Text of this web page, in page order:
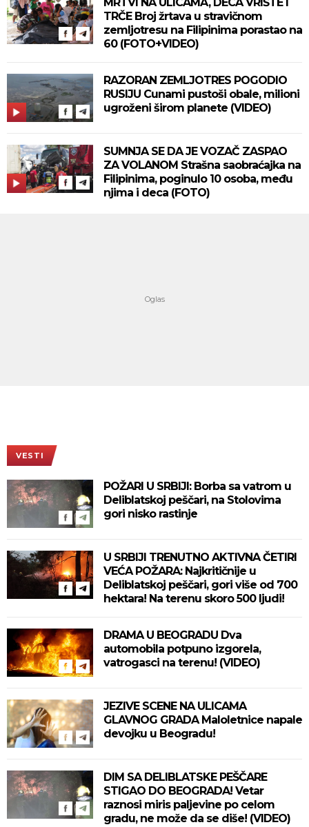
TRČE Broj žrtava u stravičnom
zemljotresu na Filipinima porastao na
60 (FOTO+VIDEO)
RAZORAN ZEMLJOTRES POGODIO
RUSIJU Cunami pustoši obale, milioni
ugroženi širom planete (VIDEO)
SUMNJA SE DA JE VOZAČ ZASPAO
ZA VOLANOM Strašna saobraćajka na
Filipinima, poginulo 10 osoba, među
njima i deca (FOTO)
VESTI
POŽARI U SRBIJI: Borba sa vatrom u
Deliblatskoj peščari, na Stolovima
gori nisko rastinje
U SRBIJI TRENUTNO AKTIVNA ČETIRI
VEĆA POŽARA: Najkritičnije u
Deliblatskoj peščari, gori više od 700
hektara! Na terenu skoro 500 ljudi!
DRAMA U BEOGRADU Dva
automobila potpuno izgorela,
vatrogasci na terenu! (VIDEO)
JEZIVE SCENE NA ULICAMA
GLAVNOG GRADA Maloletnice napale
devojku u Beogradu!
DIM SA DELIBLATSKE PEŠČARE
STIGAO DO BEOGRADA! Vetar
raznosi miris paljevine po celom
gradu, ne može da se diše! (VIDEO)